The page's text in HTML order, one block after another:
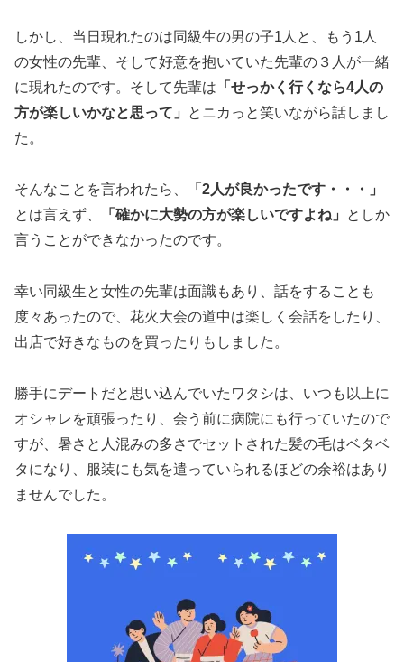
しかし、当日現れたのは同級生の男の子1人と、もう1人
の女性の先輩、そして好意を抱いていた先輩の３人が一緒
に現れたのです。そして先輩は 「せっかく行くなら4人の
方が楽しいかなと思って」
とニカっと笑いながら話しまし
た。
そんなことを言われたら、 「 2人が良かったです・・・」
とは言えず、
「確かに大勢の方が楽しいですよね」
としか
言うことができなかったのです。
幸い同級生と女性の先輩は面識もあり、話をすることも
度々あったので、花火大会の道中は楽しく会話をしたり、
出店で好きなものを買ったりもしました。
勝手にデートだと思い込んでいたワタシは、いつも以上に
オシャレを頑張ったり、会う前に病院にも行っていたので
すが、暑さと人混みの多さでセットされた髪の毛はベタベ
タになり、服装にも気を遣っていられるほどの余裕はあり
ませんでした。